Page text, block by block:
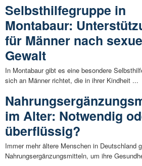
Selbsthilfegruppe in
Montabaur:
für Männer nach
Gewalt
In Montabaur gibt es eine besondere
sich an Männer richtet, die in ihrer Kindheit ...
im Alter: Notwendig
überflüssig?
Immer mehr ältere Menschen in Deutschland
Nahrungsergänzungsmitteln, um ihre